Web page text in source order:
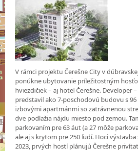
V rámci projektu Čerešne City v
ponúkne ubytovanie príležitostným
hviezdičiek – aj hotel Čerešne. Developer
predstavil ako 7-poschodovú budovu s
izbovými apartmánmi so zatrávnenou
dve podlažia nájdu miesto pod zemou.
parkovaním pre 63 áut (a 27 môže
ale aj s krytom pre 250 ľudí. Hoci výstavba
2023, prvých hostí plánujú Čerešne